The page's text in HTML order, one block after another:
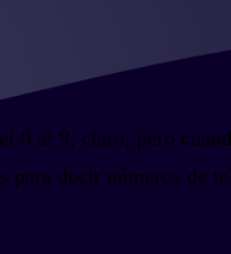
0 al 9, claro, pero
para decir números de